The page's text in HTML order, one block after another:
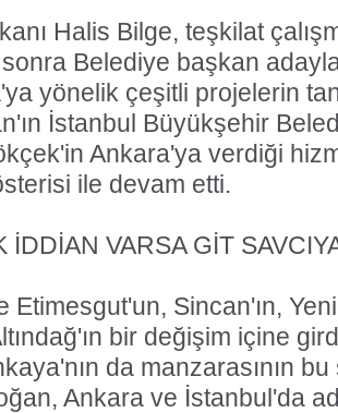
Halis Bilge, teşkilat
Belediye başkan
yönelik çeşitli projelerin
İstanbul Büyükşehir
Ankara'ya verdiği
ile devam etti.
İDDİAN VARSA GİT
Etimesgut'un, Sincan'ın,
bir değişim içine
da manzarasının
Ankara ve İstanbul'da